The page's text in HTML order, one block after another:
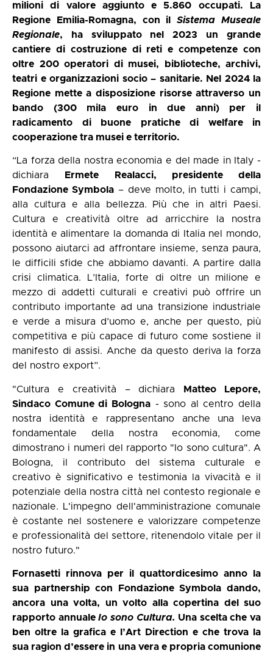
milioni di valore aggiunto e 5.860 occupati. La
Regione Emilia-Romagna, con ilSistema Museale
Regionale, ha sviluppato nel 2023 un grande
cantiere di costruzione di reti e competenze con
oltre 200 operatori di musei, biblioteche, archivi,
teatri e organizzazioni socio – sanitarie. Nel 2024 la
Regione mette a disposizione risorse attraverso un
bando (300 mila euro in due anni) per il
radicamento di buone pratiche di welfare in
cooperazione tra musei e territorio.
“La forza della nostra economia e del made in Italy -
dichiara
Ermete Realacci, presidente della
Fondazione Symbola– deve molto, in tutti i campi,
alla cultura e alla bellezza. Più che in altri Paesi.
Cultura e creatività oltre ad arricchire la nostra
identità e alimentare la domanda di Italia nel mondo,
possono aiutarci ad affrontare insieme, senza paura,
le difficili sfide che abbiamo davanti. A partire dalla
crisi climatica. L’Italia, forte di oltre un milione e
mezzo di addetti culturali e creativi può offrire un
contributo importante ad una transizione industriale
e verde a misura d’uomo e, anche per questo, più
competitiva e più capace di futuro come sostiene il
manifesto di assisi. Anche da questo deriva la forza
del nostro export”.
"Cultura e creatività – dichiara
Matteo Lepore,
Sindaco Comune di Bologna- sono al centro della
nostra identità e rappresentano anche una leva
fondamentale della nostra economia, come
dimostrano i numeri del rapporto "Io sono cultura". A
Bologna, il contributo del sistema culturale e
creativo è significativo e testimonia la vivacità e il
potenziale della nostra città nel contesto regionale e
nazionale. L'impegno dell'amministrazione comunale
è costante nel sostenere e valorizzare competenze
e professionalità del settore, ritenendolo vitale per il
nostro futuro."
Fornasetti rinnova per il quattordicesimo anno la
sua partnership con Fondazione Symbola dando,
ancora una volta, un volto alla copertina del suo
rapporto annualeIo sono Cultura. Una scelta che va
ben oltre la grafica e l’Art Direction e che trova la
sua ragion d’essere in una vera e propria comunione